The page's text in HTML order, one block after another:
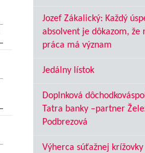
Jozef Zákalický: Každý
absolvent je dôkazom, že
práca má význam
Jedálny lístok
Doplnková
Tatra banky –partner
Podbrezová
Výherca súťažnej krížovky